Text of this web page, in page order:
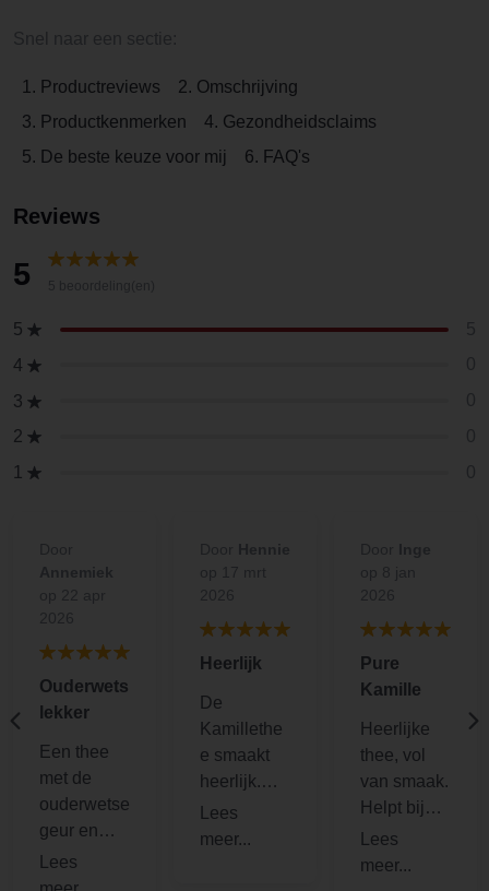
1. Productreviews
2. Omschrijving
3. Productkenmerken
4. Gezondheidsclaims
5. De beste keuze voor mij
6. FAQ's
Reviews
5
5
4
3
2
1
Ouderwets
lekker
Een thee
met de
ouderwetse
geur en
smaak van
echte
Heerlijk
De
Kamillethe
e smaakt
heerlijk.
Het zit in
een goed
Pure
Kamille
Heerlijke
thee, vol
van smaak.
Helpt bij
keelpijn en
een goede